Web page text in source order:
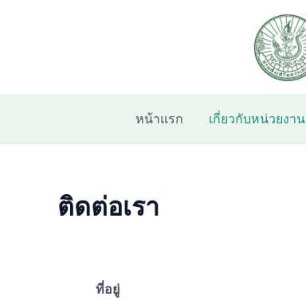
หน้าแรก เกี่ยวกับหน่วยงาน
ติดต่อเรา
ที่อยู่